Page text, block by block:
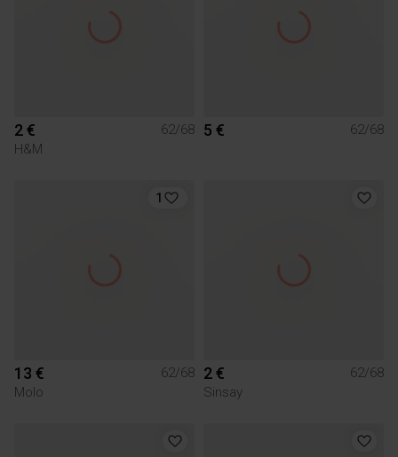
2 €
62/68
H&M
5 € 62/68
1
13 €
62/68
Molo
2 €
62/68
Sinsay